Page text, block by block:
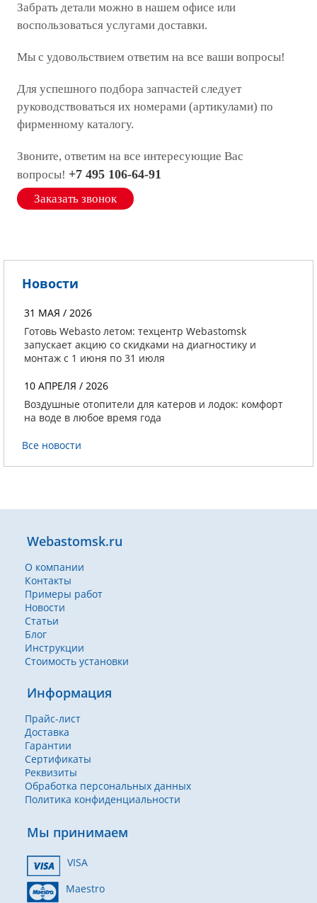
Забрать детали можно в нашем офисе или
воспользоваться услугами доставки.
Мы с удовольствием ответим на все ваши вопросы!
Для успешного подбора запчастей следует
руководствоваться их номерами (артикулами) по
фирменному каталогу.
Звоните, ответим на все интересующие Вас
вопросы! +7 495 106-64-91
Заказать звонок
Новости
31 МАЯ / 2026
Готовь Webasto летом: техцентр Webastomsk
запускает акцию со скидками на диагностику и
монтаж с 1 июня по 31 июля
10 АПРЕЛЯ / 2026
Воздушные отопители для катеров и лодок: комфорт
на воде в любое время года
Все новости
Webastomsk.ru
О компании
Контакты
Примеры работ
Новости
Статьи
Блог
Инструкции
Стоимость установки
Информация
Прайс-лист
Доставка
Гарантии
Сертификаты
Реквизиты
Обработка персональных данных
Политика конфиденциальности
Мы принимаем
VISA
Maestro